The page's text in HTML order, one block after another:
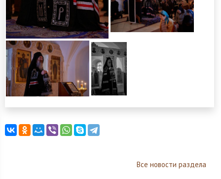
Все новости раздела